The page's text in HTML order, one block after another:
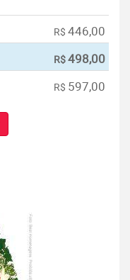
R$ 446,00
R$498,00
R$ 597,00